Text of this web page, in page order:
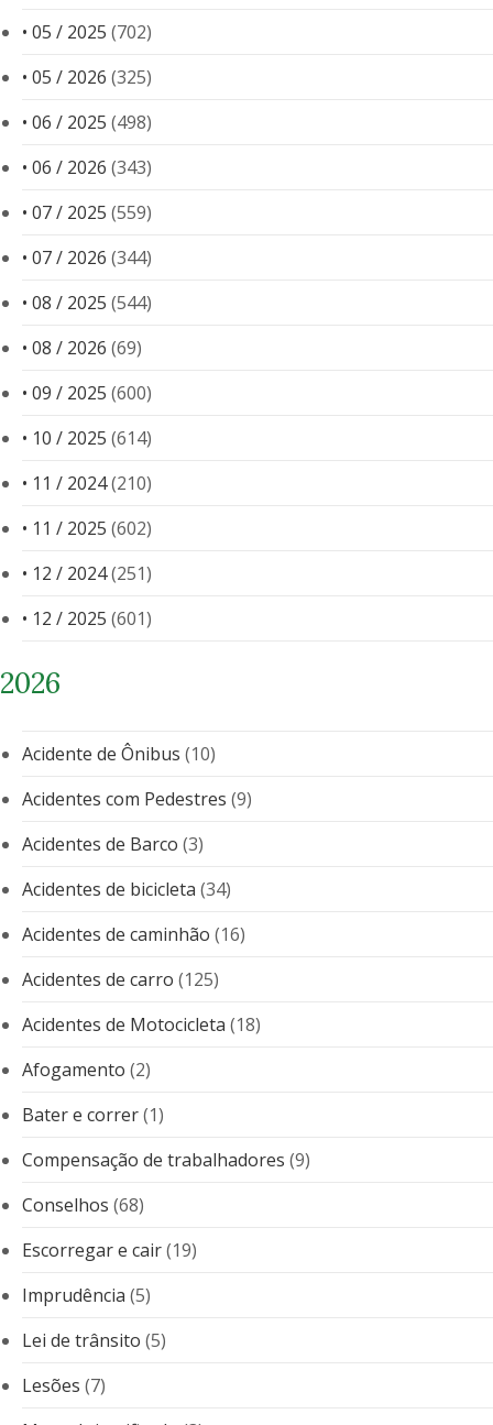
• 05 / 2025 (702)
• 05 / 2026 (325)
• 06 / 2025 (498)
• 06 / 2026 (343)
• 07 / 2025 (559)
• 07 / 2026 (344)
• 08 / 2025 (544)
• 08 / 2026 (69)
• 09 / 2025 (600)
• 10 / 2025 (614)
• 11 / 2024(210)
• 11 / 2025 (602)
• 12 / 2024(251)
• 12 / 2025 (601)
2026
Acidente de Ônibus (10)
Acidentes com Pedestres (9)
Acidentes de Barco (3)
Acidentes de bicicleta (34)
Acidentes de caminhão (16)
Acidentes de carro (125)
Acidentes de Motocicleta (18)
Afogamento (2)
Bater e correr(1)
Compensação de trabalhadores (9)
Conselhos (68)
Escorregar e cair(19)
Imprudência (5)
Lei de trânsito (5)
Lesões (7)